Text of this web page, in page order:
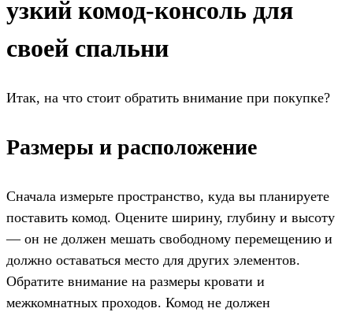
узкий комод-консоль для
своей спальни
Итак, на что стоит обратить внимание при покупке?
Размеры и расположение
Сначала измерьте пространство, куда вы планируете
поставить комод. Оцените ширину, глубину и высоту
— он не должен мешать свободному перемещению и
должно оставаться место для других элементов.
Обратите внимание на размеры кровати и
межкомнатных проходов. Комод не должен